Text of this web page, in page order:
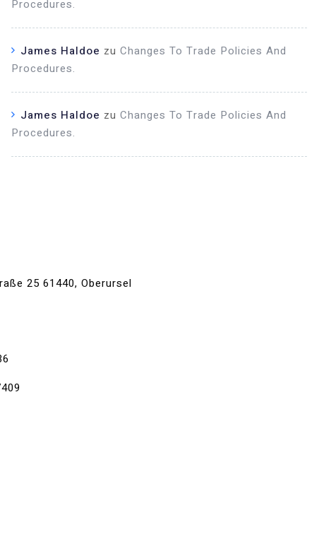
Procedures.
James Haldoe zu Changes To Trade Policies And
Procedures.
James Haldoe zu Changes To Trade Policies And
Procedures.
25 61440, Oberursel